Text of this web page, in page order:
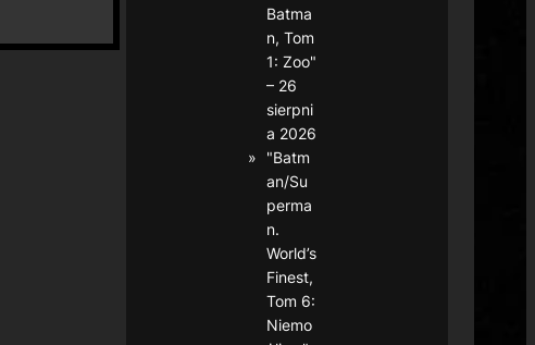
Batma
n, Tom
1: Zoo"
– 26
sierpni
a 2026
"Batm
an/Su
perma
n.
World’s
Finest,
Tom 6:
Niemo